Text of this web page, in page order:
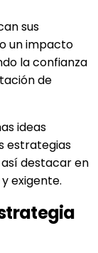
sus
un impacto
la confianza
de
ideas
estrategias
destacar en
exigente.